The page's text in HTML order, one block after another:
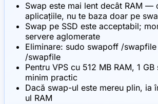
Swap este mai lent decât RAM —
aplicațiile, nu te baza doar pe
Swap pe SSD este acceptabil;
servere aglomerate
Eliminare: sudo swapoff /swapfile
/swapfile
Pentru VPS cu 512 MB RAM, 1
minim practic
Dacă swap-ul este mereu plin, ia
ul RAM